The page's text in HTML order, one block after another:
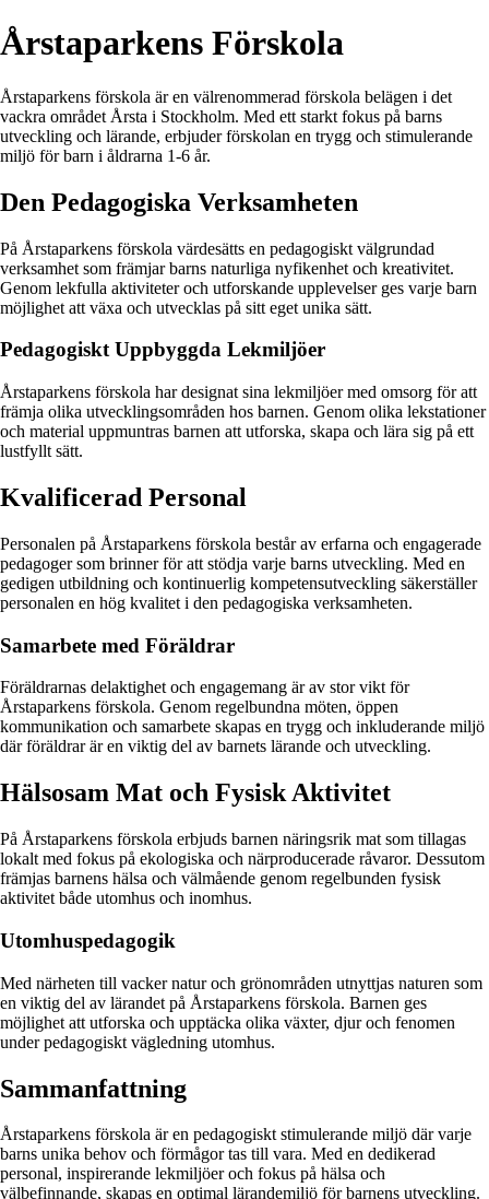
Årstaparkens Förskola
Årstaparkens förskola är en välrenommerad förskola belägen i det
vackra området Årsta i Stockholm. Med ett starkt fokus på barns
utveckling och lärande, erbjuder förskolan en trygg och stimulerande
miljö för barn i åldrarna 1-6 år.
Den Pedagogiska Verksamheten
På Årstaparkens förskola värdesätts en pedagogiskt välgrundad
verksamhet som främjar barns naturliga nyfikenhet och kreativitet.
Genom lekfulla aktiviteter och utforskande upplevelser ges varje barn
möjlighet att växa och utvecklas på sitt eget unika sätt.
Pedagogiskt Uppbyggda Lekmiljöer
Årstaparkens förskola har designat sina lekmiljöer med omsorg för att
främja olika utvecklingsområden hos barnen. Genom olika lekstationer
och material uppmuntras barnen att utforska, skapa och lära sig på ett
lustfyllt sätt.
Kvalificerad Personal
Personalen på Årstaparkens förskola består av erfarna och engagerade
pedagoger som brinner för att stödja varje barns utveckling. Med en
gedigen utbildning och kontinuerlig kompetensutveckling säkerställer
personalen en hög kvalitet i den pedagogiska verksamheten.
Samarbete med Föräldrar
Föräldrarnas delaktighet och engagemang är av stor vikt för
Årstaparkens förskola. Genom regelbundna möten, öppen
kommunikation och samarbete skapas en trygg och inkluderande miljö
där föräldrar är en viktig del av barnets lärande och utveckling.
Hälsosam Mat och Fysisk Aktivitet
På Årstaparkens förskola erbjuds barnen näringsrik mat som tillagas
lokalt med fokus på ekologiska och närproducerade råvaror. Dessutom
främjas barnens hälsa och välmående genom regelbunden fysisk
aktivitet både utomhus och inomhus.
Utomhuspedagogik
Med närheten till vacker natur och grönområden utnyttjas naturen som
en viktig del av lärandet på Årstaparkens förskola. Barnen ges
möjlighet att utforska och upptäcka olika växter, djur och fenomen
under pedagogiskt vägledning utomhus.
Sammanfattning
Årstaparkens förskola är en pedagogiskt stimulerande miljö där varje
barns unika behov och förmågor tas till vara. Med en dedikerad
personal, inspirerande lekmiljöer och fokus på hälsa och
välbefinnande, skapas en optimal lärandemiljö för barnens utveckling.